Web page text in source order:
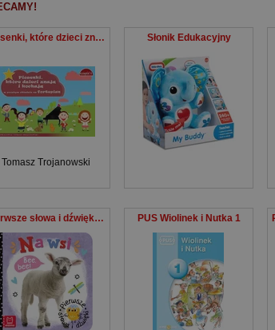
Piosenki, które dzieci znają i kochają... cz.1
Tomasz Trojanowski
Słonik Edukacyjny
Pierwsze słowa i dźwięki Na wsi PUS Wiolinek i Nutka 1